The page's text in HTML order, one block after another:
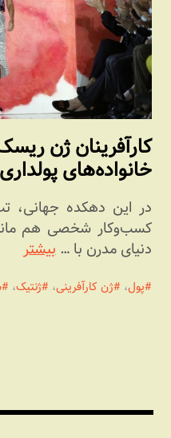
کارآفرینان ژن
خانواده‌های
در این دهکده جهانی،
کسب‌وکار شخصی هم
دنیای مدرن با …بیشتر
پول، ژن کارآفرینی، ژنتیک،